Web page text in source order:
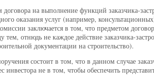
на выполнение функций заказчика-
оказания услуг (например,
заключается в том, что предметом
отнюдь не каждое действие заказчика-
документации на строительство).
состоит в том, что в данном случае
инвестора не в том, чтобы обеспечить